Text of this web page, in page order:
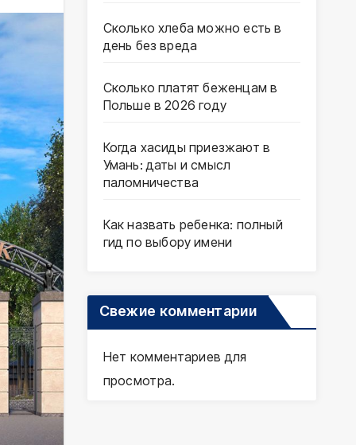
Сколько хлеба можно есть в
день без вреда
Сколько платят беженцам в
Польше в 2026 году
Когда хасиды приезжают в
Умань: даты и смысл
паломничества
Как назвать ребенка: полный
гид по выбору имени
Свежие комментарии
Нет комментариев для
просмотра.